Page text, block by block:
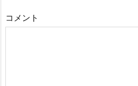
コメント